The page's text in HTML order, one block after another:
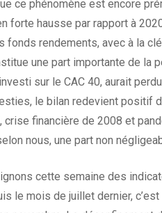
ce phénomène est encore
forte hausse par rapport à
rendements, avec à la
une part importante de la
sur le CAC 40, aurait
le bilan redevient positif
financière de 2008 et
nous, une part non
cette semaine des
le mois de juillet dernier,